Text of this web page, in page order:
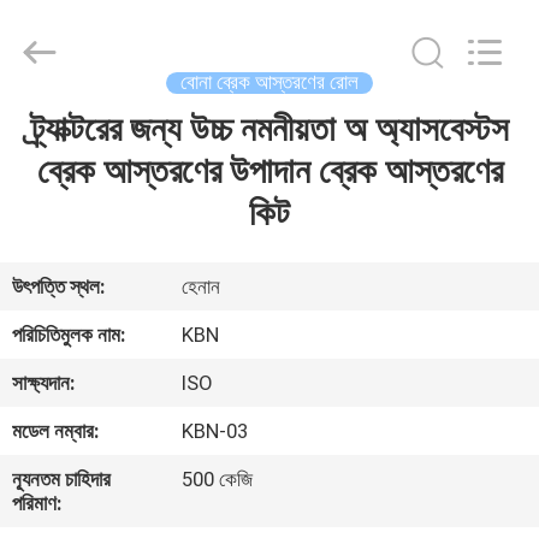
বাড়ি
আমাদের
সম্পর্কে
কারখানা
ভ্রমণ
Reserved.
বোনা ব্রেক আস্তরণের রোল
ট্র্যাক্টরের জন্য উচ্চ নমনীয়তা অ অ্যাসবেস্টস
ব্রেক আস্তরণের উপাদান ব্রেক আস্তরণের
কিট
উৎপত্তি স্থল:
হেনান
পরিচিতিমুলক নাম:
KBN
সাক্ষ্যদান:
ISO
মডেল নম্বার:
KBN-03
ন্যূনতম চাহিদার
পরিমাণ:
500 কেজি